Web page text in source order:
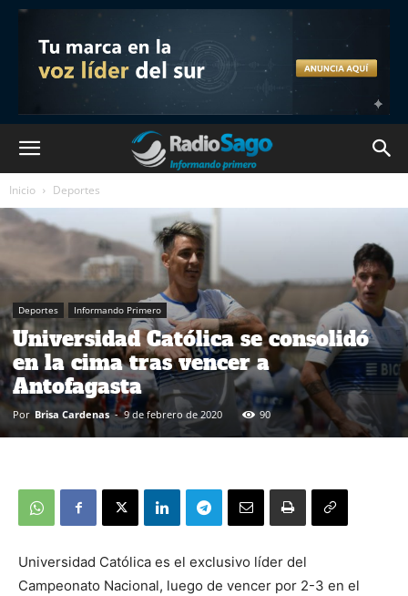
Inicio Deportes
Deportes Informando Primero
Universidad Católica se consolidó
en la cima tras vencer a
Antofagasta
Por Brisa Cardenas - 9 de febrero de 2020 90
Universidad Católica es el exclusivo líder del
Campeonato Nacional, luego de vencer por 2-3 en el